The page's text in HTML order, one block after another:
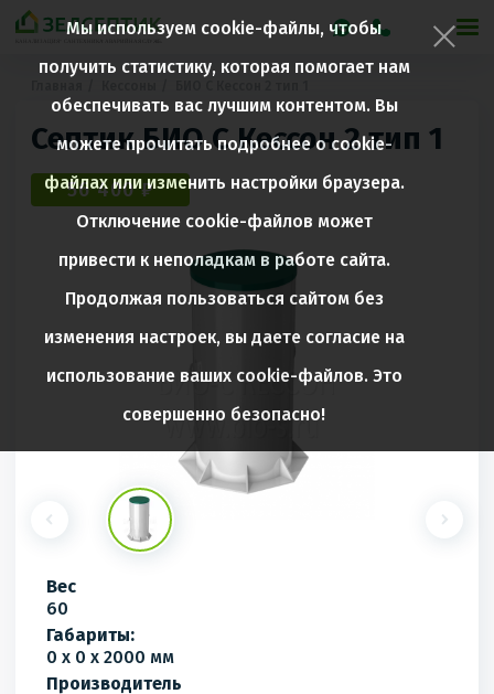
Септик БИО С Кессон 2 тип 1
56 400 ₽
Вес
60
Габариты:
0 x 0 x 2000 мм
Производитель
Мы используем cookie-файлы, чтобы
получить статистику, которая помогает нам
обеспечивать вас лучшим контентом. Вы
можете прочитать подробнее о cookie-
файлах или изменить настройки браузера.
Отключение cookie-файлов может
привести к неполадкам в работе сайта.
Продолжая пользоваться сайтом без
изменения настроек, вы даете согласие на
использование ваших cookie-файлов. Это
совершенно безопасно!